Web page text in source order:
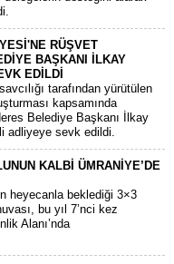
RÜŞVET
BAŞKANI İLKAY
EDİLDİ
tarafından yürütülen
kapsamında
Belediye Başkanı İlkay
adliyeye sevk edildi.
KALBİ ÜMRANİYE’DE
heyecanla beklediği 3×3
bu yıl 7’nci kez
Alanı’nda